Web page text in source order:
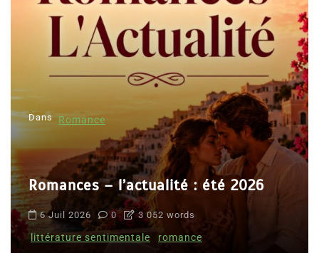
Dans Romance
Romances – l’actualité : été 2026
6 Juil 2026 0 3 052 words
littérature sentimentale romance